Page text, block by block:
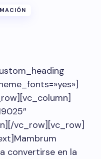
vc_row][vc_row]
convertirse en la